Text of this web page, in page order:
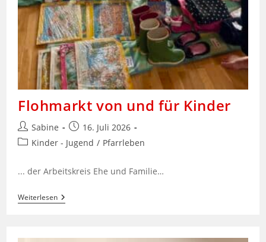
Flohmarkt von und für Kinder
Beitrags-
Autor:
Sabine
Beitrag
veröffentlicht:
16. Juli 2026
Beitrags-
Kinder - Jugend / Pfarrleben
... der Arbeitskreis Ehe und Familie…
WeiterlesenFlohmarkt
Von
Kinder